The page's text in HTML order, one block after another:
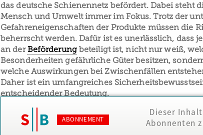
das deutsche Schienennetz befördert. Dabei steht
Mensch und Umwelt immer im Fokus. Trotz der
Gefahreneigenschaften der Produkte müssen die
beherrscht werden. Dafür ist es unerlässlich, dass
an derBeförderungbeteiligt ist, nicht nur weiß,
Besonderheiten gefährliche Güter besitzen,
welche Auswirkungen bei Zwischenfällen
Daher ist ein umfangreiches
entscheidender Bedeutung.
ABONNEMENT
Dieser
Abonnenten
1.